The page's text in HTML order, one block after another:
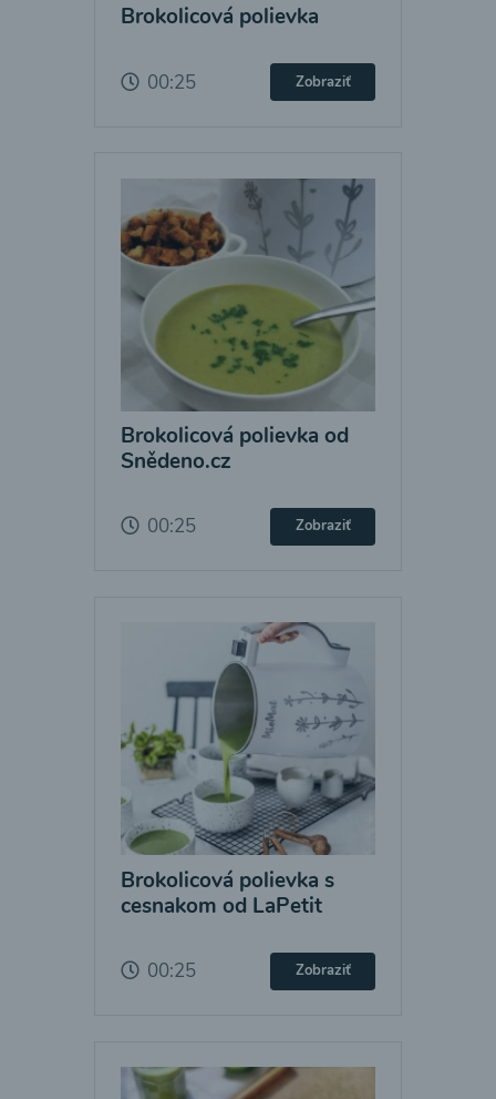
Brokolicová polievka
00:25 Zobraziť
Brokolicová polievka od
Snědeno.cz
00:25 Zobraziť
Brokolicová polievka s
cesnakom od LaPetit
00:25 Zobraziť